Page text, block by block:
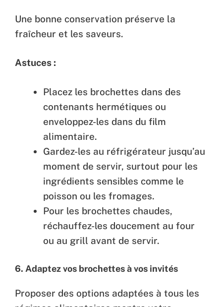
Une bonne conservation préserve la
fraîcheur et les saveurs.
Astuces :
Placez les brochettes dans des
contenants hermétiques ou
enveloppez-les dans du film
alimentaire.
Gardez-les au réfrigérateur jusqu’au
moment de servir, surtout pour les
ingrédients sensibles comme le
poisson ou les fromages.
Pour les brochettes chaudes,
réchauffez-les doucement au four
ou au grill avant de servir.
6. Adaptez vos brochettes à vos invités
Proposer des options adaptées à tous les